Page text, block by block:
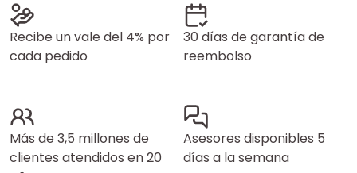
Recibe un vale del 4% por
cada pedido
30 días de garantía de
reembolso
Más de 3,5 millones de
clientes atendidos en 20
Asesores disponibles 5
días a la semana